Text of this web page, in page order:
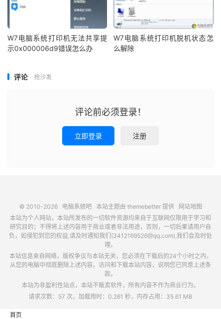
W7电脑系统打印机无法共享提
示0x000006d9错误怎么办
W7电脑系统打印机脱机状态怎
么解除
评论 抢沙发
评论前必须登录！
立即登录 注册
© 2010-2026 电脑系统吧本站主题由 themebetter提供 网站地图
本站为个人网站，本站所发布的一切软件资源均来自于互联网仅限用于学习和
研究目的；不得将上述内容用于商业或者非法用途，否则，一切后果请用户自
负，如侵犯到您的权益,请及时通知我们(3412169526@qq.com),我们会及时处
理。
本站信息来自网络，版权争议与本站无关，您必须在下载后的24个小时之内，
从您的电脑中彻底删除上述内容。访问和下载本站内容，说明您已同意上述条
款。
本站为非盈利性站点，本站不贩卖软件，所有内容不作为商业行为。
请求次数：57 次，加载用时：0.261 秒，内存占用：35.61 MB
首页